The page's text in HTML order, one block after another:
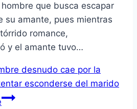
que busca escapar
su amante, pues mientras
romance,
y el amante tuvo…
desnudo cae por la
esconderse del marido